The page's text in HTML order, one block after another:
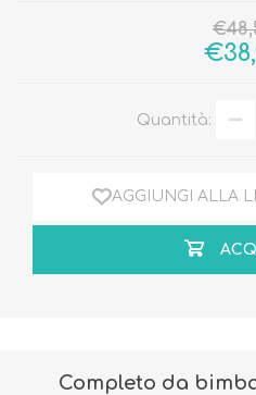
Quantità:
AGGIUNGI ALLA
Completo da